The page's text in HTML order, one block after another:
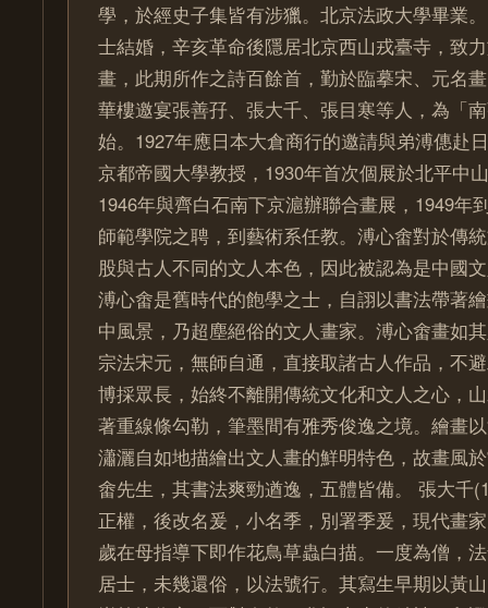
學，於經史子集皆有涉獵。北京法政大學畢業
士結婚，辛亥革命後隱居北京西山戎臺寺，致
畫，此期所作之詩百餘首，勤於臨摹宋、元名
華樓邀宴張善孖、張大千、張目寒等人，為「
始。1927年應日本大倉商行的邀請與弟溥僡赴
京都帝國大學教授，1930年首次個展於北平中
1946年與齊白石南下京滬辦聯合畫展，1949年
師範學院之聘，到藝術系任教。溥心畬對於傳
股與古人不同的文人本色，因此被認為是中國
溥心畬是舊時代的飽學之士，自詡以書法帶著
中風景，乃超塵絕俗的文人畫家。溥心畬畫如
宗法宋元，無師自通，直接取諸古人作品，不
博採眾長，始終不離開傳統文化和文人之心，
著重線條勾勒，筆墨間有雅秀俊逸之境。繪畫
瀟灑自如地描繪出文人畫的鮮明特色，故畫風
畬先生，其書法爽勁遒逸，五體皆備。 張大千
正權，後改名爰，小名季，別署季爰，現代畫
歲在母指導下即作花鳥草蟲白描。一度為僧，
居士，未幾還俗，以法號行。其寫生早期以黃